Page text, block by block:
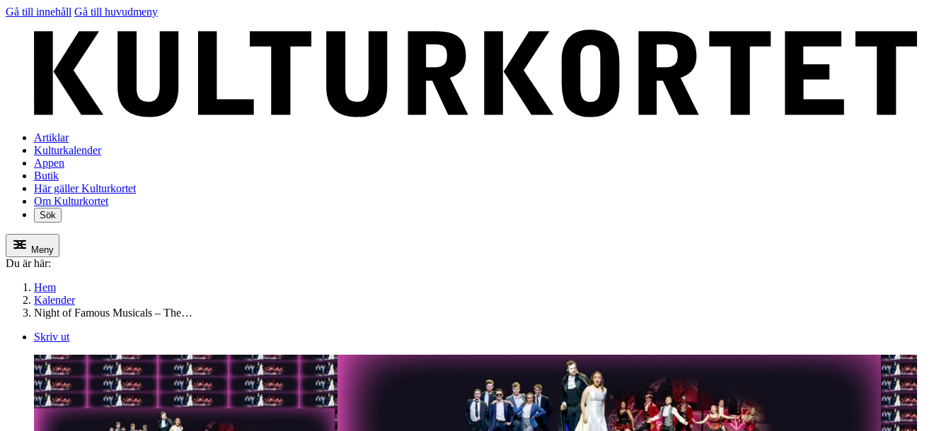
Gå till innehåll Gå till huvudmeny
Artiklar
Kulturkalender
Appen
Butik
Här gäller Kulturkortet
Om Kulturkortet
Sök
Meny
Du är här:
Hem
Kalender
Night of Famous Musicals – The…
Skriv ut